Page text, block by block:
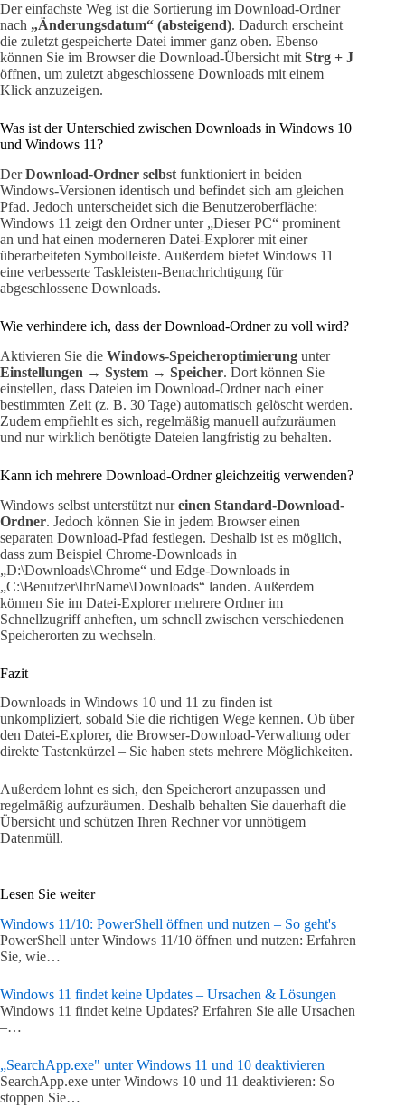
Der einfachste Weg ist die Sortierung im Download-Ordner
nach „Änderungsdatum“ (absteigend). Dadurch erscheint
die zuletzt gespeicherte Datei immer ganz oben. Ebenso
können Sie im Browser die Download-Übersicht mit Strg + J
öffnen, um zuletzt abgeschlossene Downloads mit einem
Klick anzuzeigen.
Was ist der Unterschied zwischen Downloads in Windows 10
und Windows 11?
DerDownload-Ordner selbst funktioniert in beiden
Windows-Versionen identisch und befindet sich am gleichen
Pfad. Jedoch unterscheidet sich die Benutzeroberfläche:
Windows 11 zeigt den Ordner unter „Dieser PC“ prominent
an und hat einen moderneren Datei-Explorer mit einer
überarbeiteten Symbolleiste. Außerdem bietet Windows 11
eine verbesserte Taskleisten-Benachrichtigung für
abgeschlossene Downloads.
Wie verhindere ich, dass der Download-Ordner zu voll wird?
Aktivieren Sie die Windows-Speicheroptimierung unter
Einstellungen → System → Speicher. Dort können Sie
einstellen, dass Dateien im Download-Ordner nach einer
bestimmten Zeit (z. B. 30 Tage) automatisch gelöscht werden.
Zudem empfiehlt es sich, regelmäßig manuell aufzuräumen
und nur wirklich benötigte Dateien langfristig zu behalten.
Kann ich mehrere Download-Ordner gleichzeitig verwenden?
Windows selbst unterstützt nureinen Standard-Download-
Ordner. Jedoch können Sie in jedem Browser einen
separaten Download-Pfad festlegen. Deshalb ist es möglich,
dass zum Beispiel Chrome-Downloads in
„D:\Downloads\Chrome“ und Edge-Downloads in
„C:\Benutzer\IhrName\Downloads“ landen. Außerdem
können Sie im Datei-Explorer mehrere Ordner im
Schnellzugriff anheften, um schnell zwischen verschiedenen
Speicherorten zu wechseln.
Fazit
Downloads in Windows 10 und 11 zu finden ist
unkompliziert, sobald Sie die richtigen Wege kennen. Ob über
den Datei-Explorer, die Browser-Download-Verwaltung oder
direkte Tastenkürzel – Sie haben stets mehrere Möglichkeiten.
Außerdem lohnt es sich, den Speicherort anzupassen und
regelmäßig aufzuräumen. Deshalb behalten Sie dauerhaft die
Übersicht und schützen Ihren Rechner vor unnötigem
Datenmüll.
Lesen Sie weiter
Windows 11/10: PowerShell öffnen und nutzen – So geht's
PowerShell unter Windows 11/10 öffnen und nutzen: Erfahren
Sie, wie…
Windows 11 findet keine Updates – Ursachen & Lösungen
Windows 11 findet keine Updates? Erfahren Sie alle Ursachen
–…
„SearchApp.exe" unter Windows 11 und 10 deaktivieren
SearchApp.exe unter Windows 10 und 11 deaktivieren: So
stoppen Sie…